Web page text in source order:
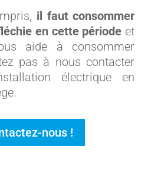
il faut consommer
en cette période et
aide à consommer
pas à nous contacter
électrique en
nous !